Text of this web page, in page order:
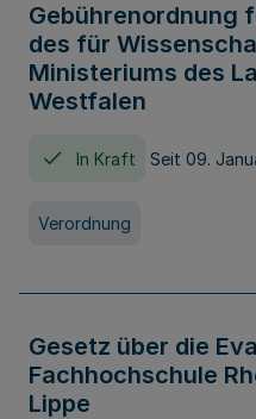
Gebührenordnung
des für
Ministeriums des
Westfalen
In Kraft Seit 09.
Verordnung
Gesetz über die
Fachhochschule
Lippe